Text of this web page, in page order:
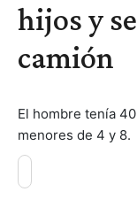
hijos y
camión
El hombre tenía
menores de 4 y 8.